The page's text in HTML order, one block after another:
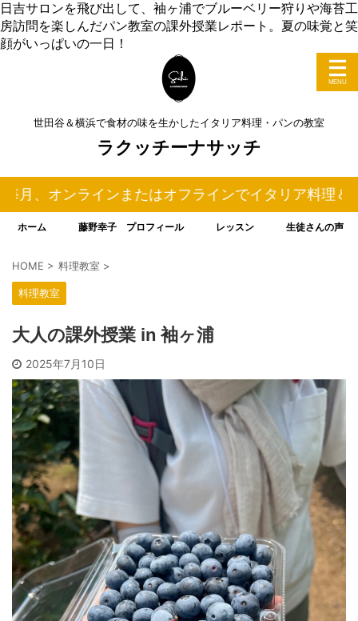
日吉サロンを飛び出して、袖ヶ浦でブルーベリー狩りや海苔工
房訪問を楽しんだパン教室の課外授業レポート。夏の味覚と笑
顔がいっぱいの一日！
世田谷＆横浜で食材の味を生かしたイタリア料理・パンの教室
ラクッチーナサッチ
ンまたはオフラインでイタリア料理＆パンの料理教室
ホーム 藤野幸子 プロフィール レッスン 生徒さんの声
HOME > 料理教室 >
料理教室
大人の課外授業 in 袖ヶ浦
2025年7月10日